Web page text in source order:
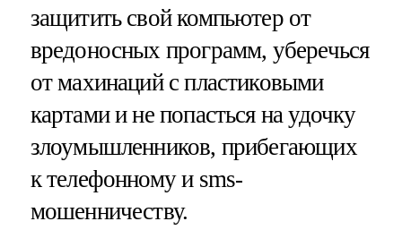
защитить свой компьютер от
вредоносных программ, уберечься
от махинаций с пластиковыми
картами и не попасться на удочку
злоумышленников, прибегающих
к телефонному и sms-
мошенничеству.